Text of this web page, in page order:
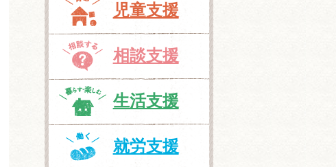
児童支援
相談支援
生活支援
就労支援